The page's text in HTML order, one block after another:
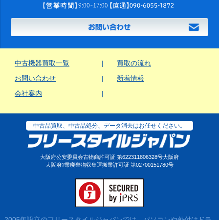
中古機器買取一覧
買取の流れ
お問い合わせ
新着情報
会社案内
中古品買取、中古品処分、データ消去はお任せください。
大阪府公安委員会古物商許可証 第622311806328号大阪府
大阪府?業廃棄物収集運搬業許可証 第02700151780号